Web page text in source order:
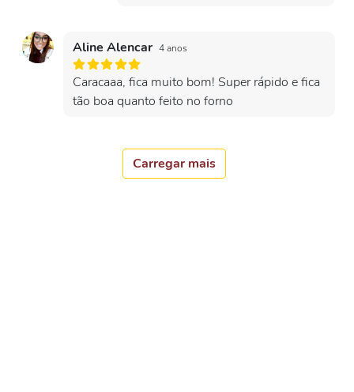
Aline Alencar 4 anos
Caracaaa, fica muito bom! Super rápido e fica
tão boa quanto feito no forno
Carregar mais